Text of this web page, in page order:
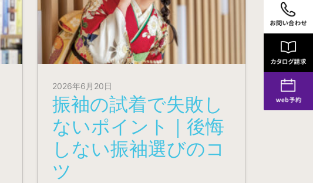
2026年6月20日
振袖の試着で失敗し
ないポイント｜後悔
しない振袖選びのコ
ツ